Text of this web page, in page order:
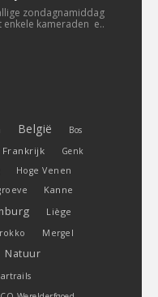
zondagnamiddag
enkele kameraden e..
België Bos
Frankrijk
Genk
Hoge Venen
Kanne
Liège
Mergel
Natuur